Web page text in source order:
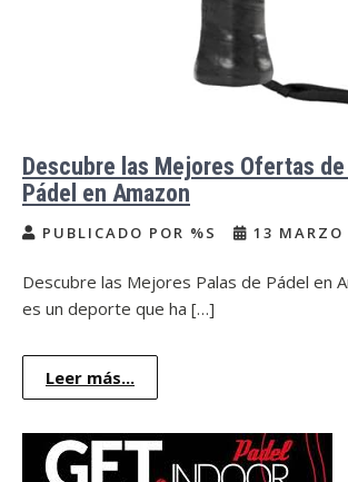
Descubre las Mejores Ofertas
Pádel en Amazon
PUBLICADO POR %S 13 MARZO
Descubre las Mejores Palas de Pádel en
es un deporte que ha […]
Leer más...